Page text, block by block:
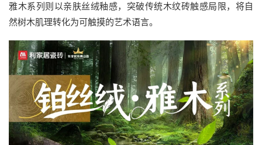
雅木系列则以亲肤丝绒釉感，突破传统木纹砖触感局限，将自
然树木肌理转化为可触摸的艺术语言。